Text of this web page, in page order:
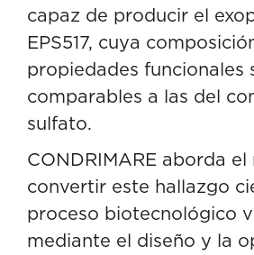
capaz de producir el
EPS517, cuya
propiedades funcionales
comparables a las del
sulfato.
CONDRIMARE aborda
convertir este hallazgo
proceso biotecnológico
mediante el diseño y la